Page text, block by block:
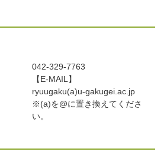
042-329-7763
【E-MAIL】
ryuugaku(a)u-gakugei.ac.jp
※(a)を@に置き換えてくださ
い。